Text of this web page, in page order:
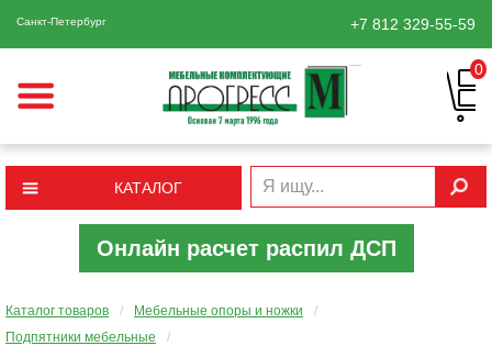
Санкт-Петербург +7 812 329-55-59
0
КАТАЛОГ
Онлайн расчет распил ДСП
Каталог товаров / Мебельные опоры и ножки
/
Подпятники мебельные
/